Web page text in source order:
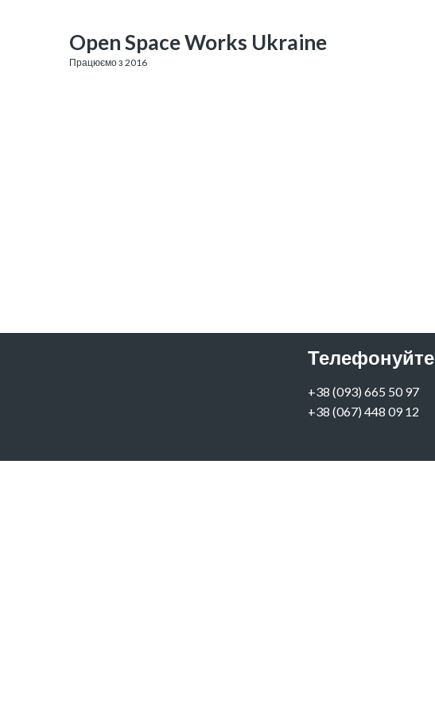
Open Space Works Ukraine
Працюємо з 2016
Телефонуйте
‭+38 (093) 665 50 97‬
+38 (067) 448 09 12